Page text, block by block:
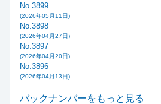
No.3899
(2026年05月11日)
No.3898
(2026年04月27日)
No.3897
(2026年04月20日)
No.3896
(2026年04月13日)
バックナンバーをもっと見る